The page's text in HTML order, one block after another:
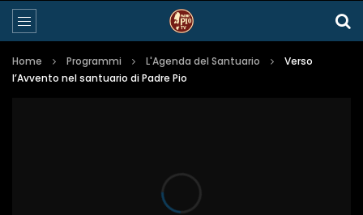
Home Programmi L'Agenda del Santuario
Verso
l’Avvento nel santuario di Padre Pio